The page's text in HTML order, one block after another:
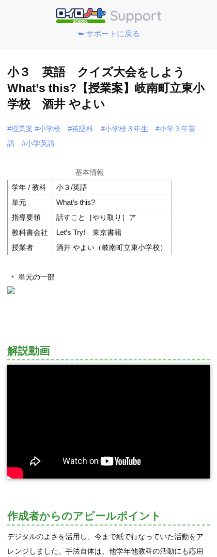
⬅️ サポートに戻る
小３ 英語 クイズ大会をしよう
What’s this?【授業案】岐南町立東小
学校 酒井 やよい
#授業案 #小学校 #英語科 #小学校３年生
#小学３年英
語
#小学英語
基本情報
学年 / 教科
小３/英語
単元
What’s this?
指導要領
話すこと［やり取り］ア
教科書会社
Let’s Try! 東京書籍
授業者
酒井 やよい（岐南町立東小学校）
単元の一部
解説動画
作成者からのアピールポイント
デジタルのよさを活用し、今まで紙で行なっていた活動をア
レンジしました。手法自体は、他学年他教科の活動にも応用